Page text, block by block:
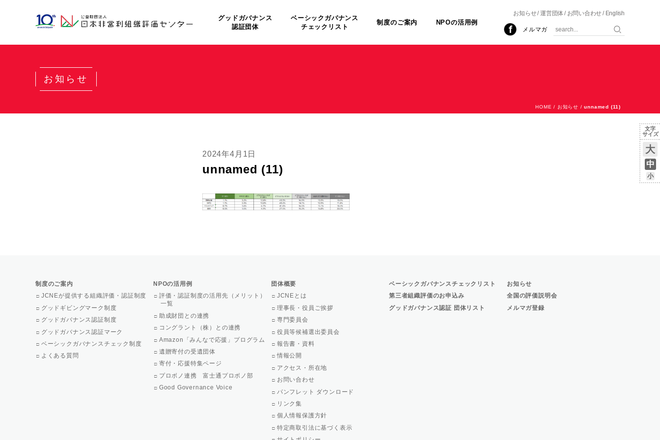
グッドガバナンス
認証団体
ベーシックガバナンス
チェックリスト
制度のご案内 NPOの活用例
お知らせ 運営団体 お問い合わせ English
メルマガ
文字
サイズ
大
中
小
お知らせ
HOME / お知らせ /unnamed (11)
2024年4月1日
unnamed (11)
制度のご案内
JCNEが提供する組織評価・認証制度
グッドギビングマーク制度
グッドガバナンス認証制度
グッドガバナンス認証マーク
ベーシックガバナンスチェック制度
よくある質問
NPOの活用例
評価・認証制度の活用先（メリット）
一覧
助成財団との連携
コングラント（株）との連携
Amazon「みんなで応援」プログラム
遺贈寄付の受遺団体
寄付・応援特集ページ
プロボノ連携 富士通プロボノ部
Good Governance Voice
団体概要
JCNEとは
理事長・役員ご挨拶
専門委員会
役員等候補選出委員会
報告書・資料
情報公開
アクセス・所在地
お問い合わせ
パンフレット ダウンロード
リンク集
個人情報保護方針
特定商取引法に基づく表示
ベーシックガバナンスチェックリスト
第三者組織評価のお申込み
グッドガバナンス認証 団体リスト
お知らせ
全国の評価説明会
メルマガ登録